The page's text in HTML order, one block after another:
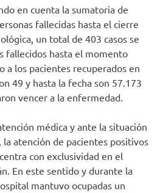
en cuenta la sumatoria de
fallecidas hasta el cierre
un total de 403 casos se
fallecidos hasta el momento
a los pacientes recuperados en
49 y hasta la fecha son 57.173
vencer a la enfermedad.
médica y ante la situación
atención de pacientes positivos
con exclusividad en el
En este sentido y durante la
mantuvo ocupadas un